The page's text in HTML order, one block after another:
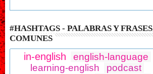
#HASHTAGS - PALABRAS Y FRASES
COMUNES
in-english
english-language
learning-english
podcast